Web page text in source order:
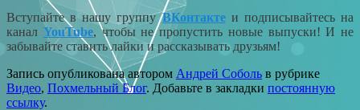
Вступайте в нашу группуВКонтактеи подписывайтесь на
канал YouTube, чтобы не пропустить новые выпуски! И не
забывайте ставить лайки и рассказывать друзьям!
Запись опубликована автором Андрей Соболь в рубрике
Видео, Похмельный Блог. Добавьте в закладки постоянную
ссылку.